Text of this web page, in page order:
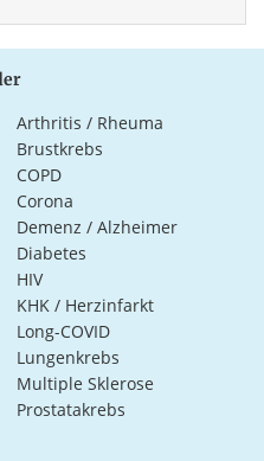
Arthritis / Rheuma
Brustkrebs
COPD
Corona
Demenz / Alzheimer
Diabetes
HIV
KHK / Herzinfarkt
Long-COVID
Lungenkrebs
Multiple Sklerose
Prostatakrebs